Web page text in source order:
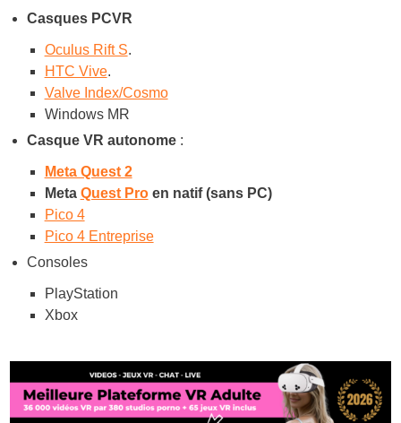
Casques PCVR
Oculus Rift S.
HTC Vive.
Valve Index/Cosmo
Windows MR
Casque VR autonome :
Meta Quest 2
Meta Quest Proen natif (sans PC)
Pico 4
Pico 4 Entreprise
Consoles
PlayStation
Xbox